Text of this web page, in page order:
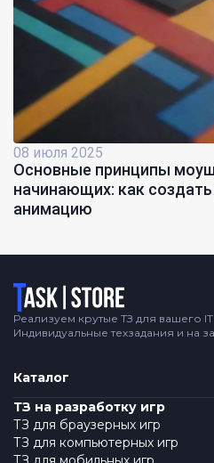
08 июля 2025
Основные принципы
начинающих: как
анимацию
Логотип
Реализуем крутые ТЗ для вашего
Индивидуальные техзадания и на
Каталог
ТЗ на разработку игр
ТЗ для браузерных игр
ТЗ для компьютерных игр